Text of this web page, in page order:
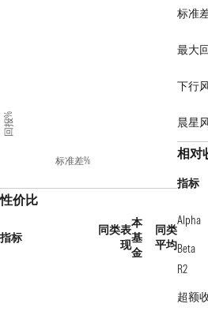
标准差%
回报%
性价比
指标
同类表
现
本
基
金
同类
平均
标准
最大
下行
晨星
相对
指标
Alpha
Beta
R2
超额